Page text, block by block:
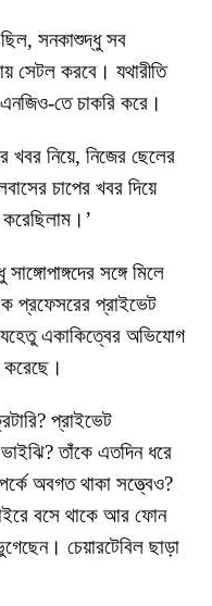
সনকাশুদ্ধু সব
সেটল করবে। যথারীতি
তে চাকরি করে।
খবর নিয়ে, নিজের ছেলের
চাপের খবর দিয়ে
সঙ্গে মিলে
প্রফেসরের প্রাইভেট
একাকিত্বের অভিযোগ
করেছে।
প্রাইভেট
তাঁকে এতদিন ধরে
অবগত থাকা সত্ত্বেও?
বসে থাকে আর ফোন
চেয়ারটেবিল ছাড়া